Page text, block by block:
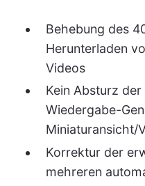
Behebung des
Herunterladen
Videos
Kein Absturz
Wiedergabe-
Miniaturansicht/
Korrektur der
mehreren